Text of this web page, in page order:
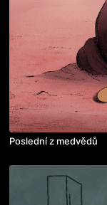
Poslední z medvědů